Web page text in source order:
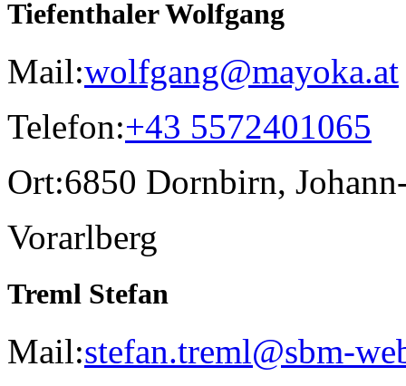
Tiefenthaler Wolfgang
Mail:wolfgang@mayoka.at
Telefon:+43 5572401065
Ort:6850 Dornbirn,
Vorarlberg
Treml Stefan
Mail:stefan.treml@sbm-